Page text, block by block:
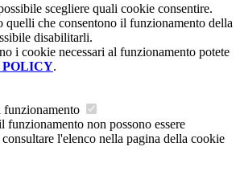
scegliere quali cookie consentire.
quelli che consentono il funzionamento della
disabilitarli.
i cookie necessari al funzionamento potete
POLICY.
funzionamento
funzionamento non possono essere
l'elenco nella pagina della cookie